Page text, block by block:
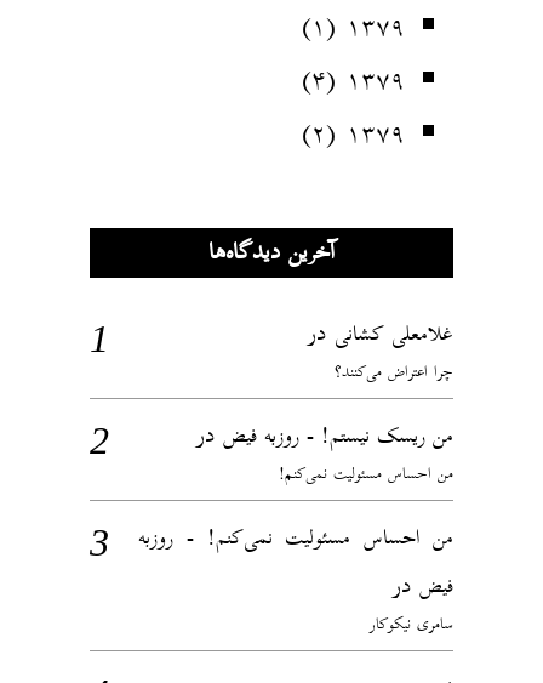
۱۳۷۹ (۱)
۱۳۷۹ (۴)
۱۳۷۹ (۲)
آخرین دیدگاه‌ها
غلامعلی کشانی در
چرا اعتراض می‌کنند؟
من ریسک نیستم! - روزبه فیض در
من احساس مسئولیت نمی‌کنم!
من احساس مسئولیت نمی‌کنم! - روزبه
فیض در
سامری نیکوکار